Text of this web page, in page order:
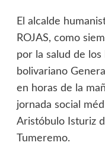
El alcalde
ROJAS, como
por la salud de
bolivariano
en horas de la
jornada social
Aristóbulo Isturiz
Tumeremo.